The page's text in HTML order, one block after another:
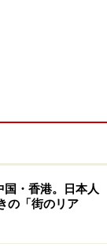
・香港。日本人
の「街のリア